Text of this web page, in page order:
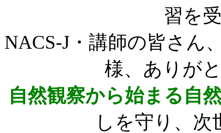
習を
NACS-J・講師の皆さん
様、ありが
自然観察から始まる自
しを守り、